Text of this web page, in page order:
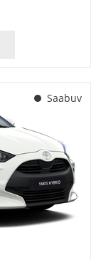
Saabuv